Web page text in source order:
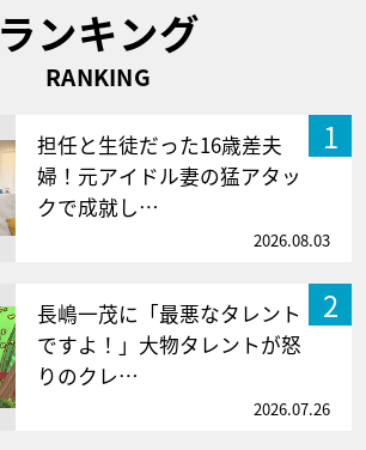
ランキング
RANKING
1
担任と生徒だった16歳差夫
婦！元アイドル妻の猛アタッ
クで成就し…
2026.08.03
2
長嶋一茂に「最悪なタレント
ですよ！」大物タレントが怒
りのクレ…
2026.07.26